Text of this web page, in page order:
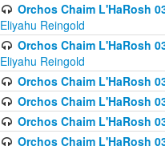
Orchos Chaim L'HaRosh
Eliyahu Reingold
Orchos Chaim L'HaRosh
Eliyahu Reingold
Orchos Chaim L'HaRosh
Orchos Chaim L'HaRosh
Orchos Chaim L'HaRosh
Orchos Chaim L'HaRosh